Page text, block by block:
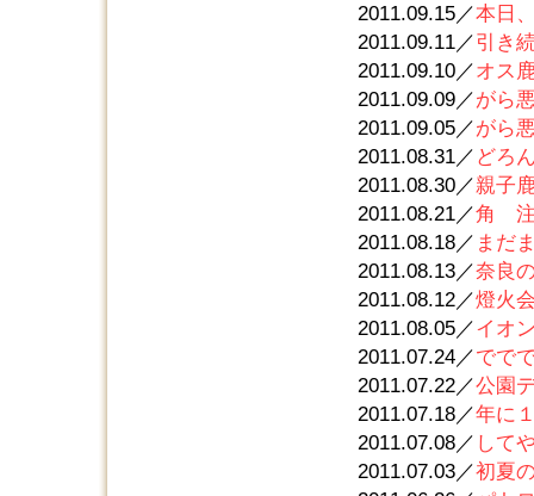
2011.09.15／本日
2011.09.11／引き
2011.09.10／オス
2011.09.09／がら
2011.09.05／がら
2011.08.31／ どろ
2011.08.30／親子
2011.08.21／角
2011.08.18／ まだ
2011.08.13／奈良
2011.08.12／燈火
2011.08.05／イオ
2011.07.24／でで
2011.07.22／公園
2011.07.18／年に
2011.07.08／ して
2011.07.03／初夏